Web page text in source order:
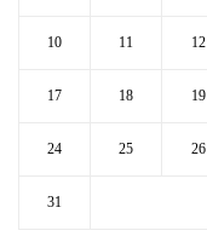
10 11 12
17 18 19
24 25 26
31